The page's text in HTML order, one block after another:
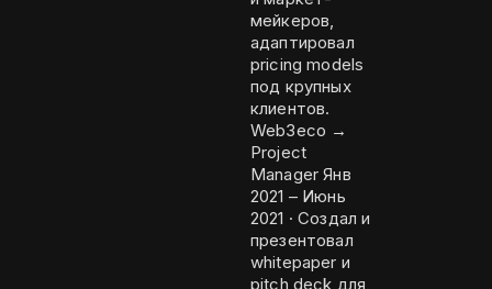
мейкеров,
адаптировал
pricing models
под крупных
клиентов.
Web3eco →
Project
Manager Янв
2021 – Июнь
2021 · Создал и
презентовал
whitepaper и
pitch deck для